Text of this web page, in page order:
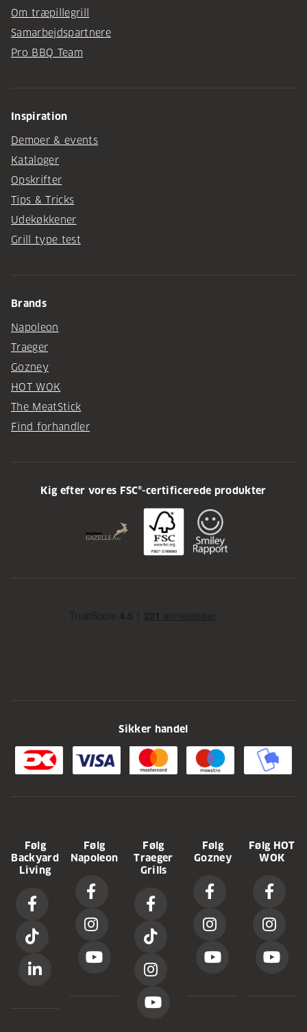
Om træpillegrill
Samarbejdspartnere
Pro BBQ Team
Inspiration
Demoer & events
Kataloger
Opskrifter
Tips & Tricks
Udekøkkener
Grill type test
Brands
Napoleon
Traeger
Gozney
HOT WOK
The MeatStick
Find forhandler
Kig efter vores FSC®-certificerede produkter
Sikker handel
Følg
Backyard
Living
Følg
Napoleon
Følg
Traeger
Grills
Følg
Gozney
Følg HOT
WOK